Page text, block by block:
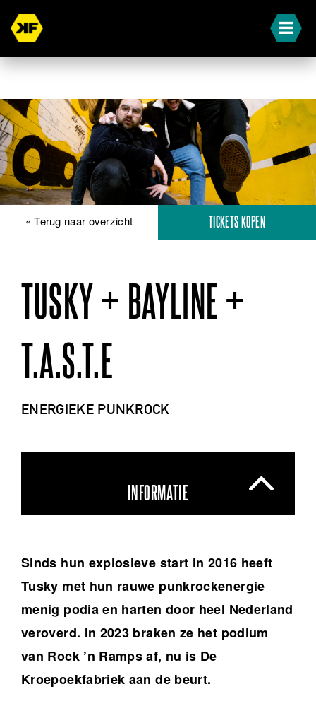
« Terug naar overzicht TICKETS KOPEN
TUSKY + BAYLINE +
T.A.S.T.E
ENERGIEKE PUNKROCK
INFORMATIE
Sinds hun explosieve start in 2016 heeft
Tusky met hun rauwe punkrockenergie
menig podia en harten door heel Nederland
veroverd. In 2023 braken ze het podium
van Rock ’n Ramps af, nu is De
Kroepoekfabriek aan de beurt.